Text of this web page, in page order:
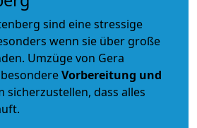
sind eine stressige
wenn sie über große
Umzüge von Gera
Vorbereitung und
sicherzustellen, dass alles